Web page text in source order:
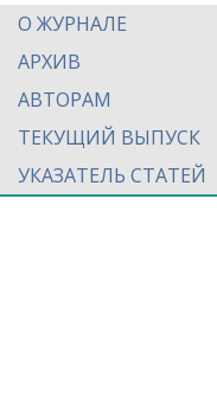
О ЖУРНАЛЕ
АРХИВ
АВТОРАМ
ТЕКУЩИЙ ВЫПУСК
УКАЗАТЕЛЬ СТАТЕЙ